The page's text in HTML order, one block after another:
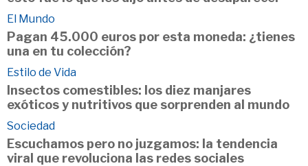
El Mundo
Pagan 45.000 euros por esta moneda: ¿tienes
una en tu colección?
Estilo de Vida
Insectos comestibles: los diez manjares
exóticos y nutritivos que sorprenden al mundo
Sociedad
Escuchamos pero no juzgamos: la tendencia
viral que revoluciona las redes sociales